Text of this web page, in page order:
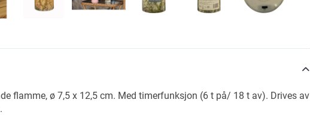
flamme, ø 7,5 x 12,5 cm. Med timerfunksjon (6 t på/ 18 t av). Drives av